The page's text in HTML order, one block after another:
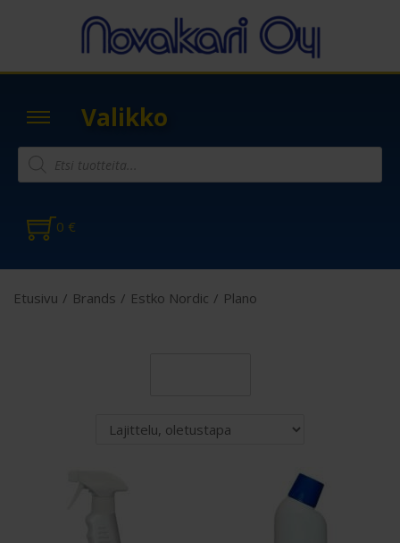
Valikko
0 €
Etusivu / Brands / Estko Nordic / Plano